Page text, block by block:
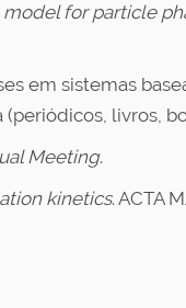
model for particle
em sistemas
livros,
Meeting.
kinetics. ACTA